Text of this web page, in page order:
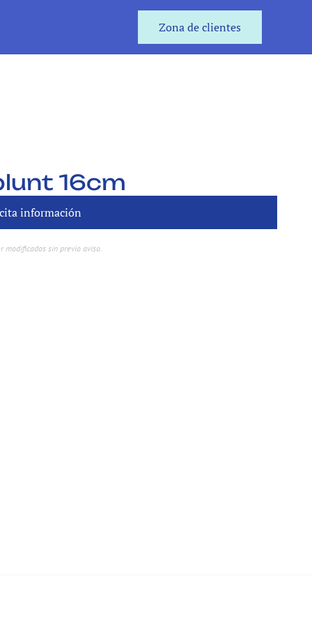
Zona de clientes
Zona de clientes
16cm
información
información
modificados sin previo aviso.